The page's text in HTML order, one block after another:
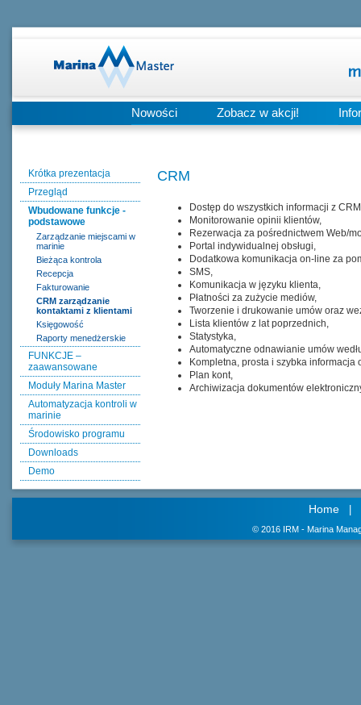
Nowości Zobacz w akcji!
Krótka prezentacja
Przegląd
Wbudowane funkcje -
podstawowe
Zarządzanie miejscami w
marinie
Bieżąca kontrola
Recepcja
Fakturowanie
CRM zarządzanie
kontaktami z klientami
Księgowość
Raporty menedżerskie
FUNKCJE –
zaawansowane
Moduły Marina Master
Automatyzacja kontroli w
marinie
Środowisko programu
Downloads
Demo
CRM
Dostęp do wszystkich informacji z
Monitorowanie opinii klientów,
Rezerwacja za pośrednictwem Web/
Portal indywidualnej obsługi,
Dodatkowa komunikacja on-line za
SMS,
Komunikacja w języku klienta,
Płatności za zużycie mediów,
Tworzenie i drukowanie umów oraz
Lista klientów z lat poprzednich,
Statystyka,
Automatyczne odnawianie umów
Kompletna, prosta i szybka informacja
Plan kont,
Archiwizacja dokumentów
Home
© 2016 IRM - Marina